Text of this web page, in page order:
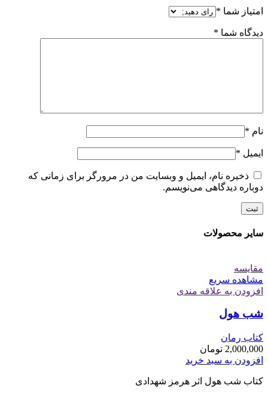
امتیاز شما *
دیدگاه شما *
نام *
ایمیل *
ذخیره نام، ایمیل و وبسایت من در مرورگر برای زمانی که
دوباره دیدگاهی می‌نویسم.
سایر محصولات
مقایسه
مشاهده سریع
افزودن به علاقه مندی
شب هول
کتاب رمان
2,000,000 تومان
افزودن به سبد خرید
کتاب شب هول اثر هرمز شهدادی